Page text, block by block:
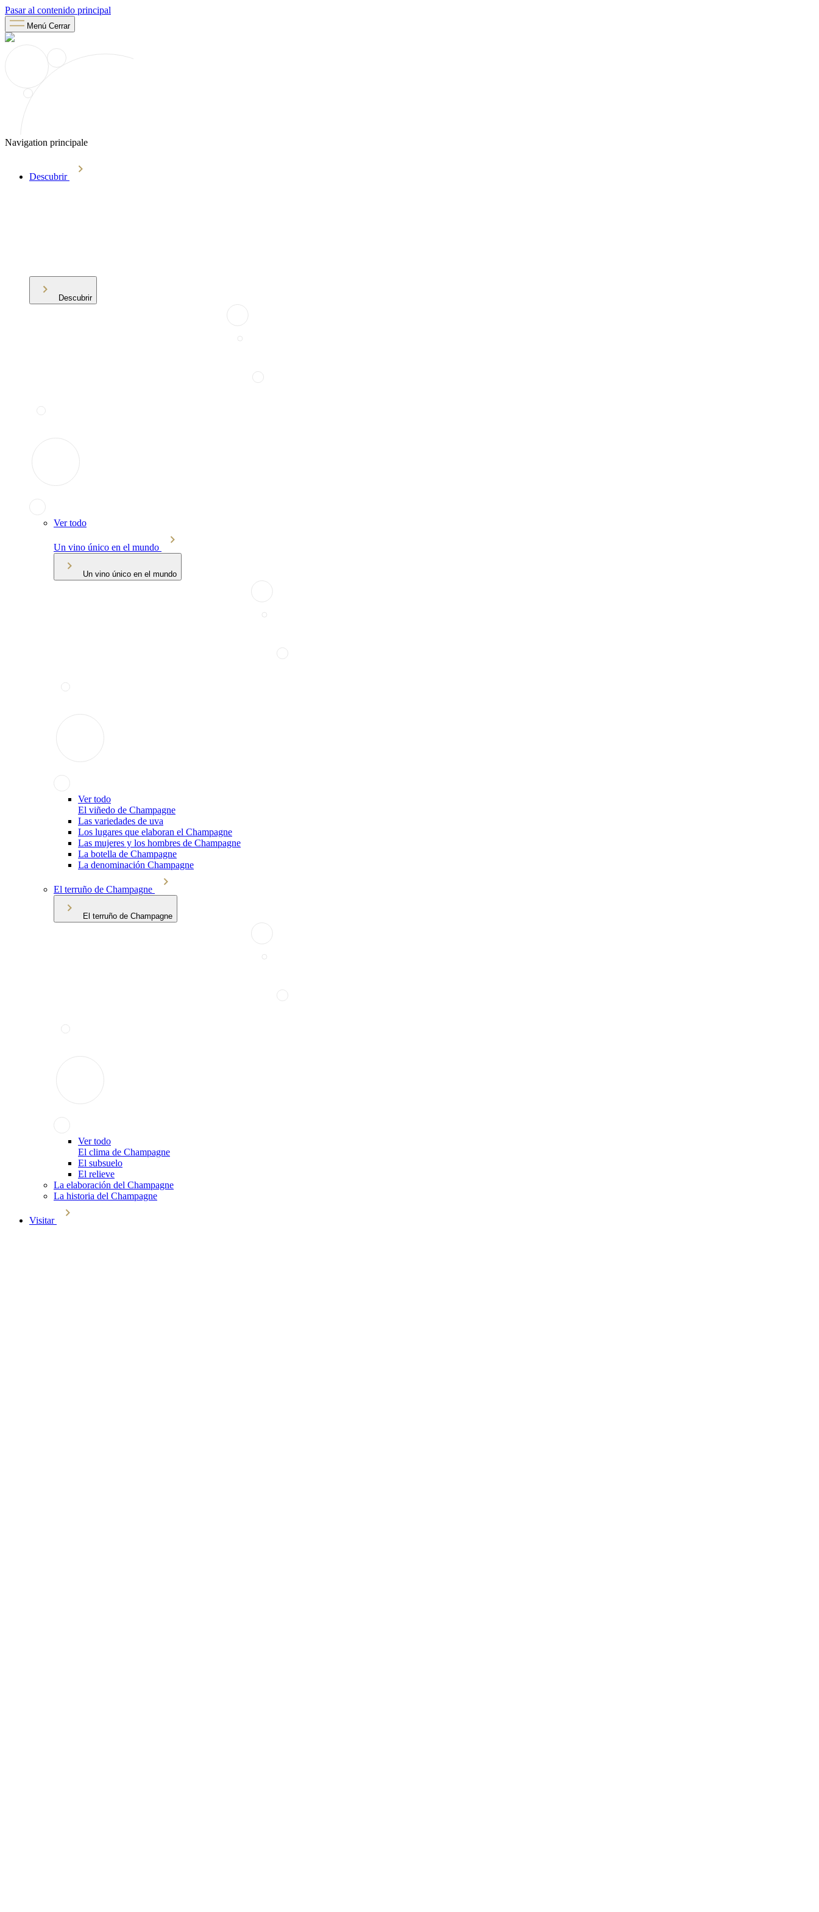
Pasar al contenido principal
Menú Cerrar
Navigation principale
Descubrir
Descubrir
Ver todo
Un vino único en el mundo
Un vino único en el mundo
Ver todo
El viñedo de Champagne
Las variedades de uva
Los lugares que elaboran el Champagne
Las mujeres y los hombres de Champagne
La botella de Champagne
La denominación Champagne
El terruño de Champagne
El terruño de Champagne
Ver todo
El clima de Champagne
El subsuelo
El relieve
La elaboración del Champagne
La historia del Champagne
Visitar